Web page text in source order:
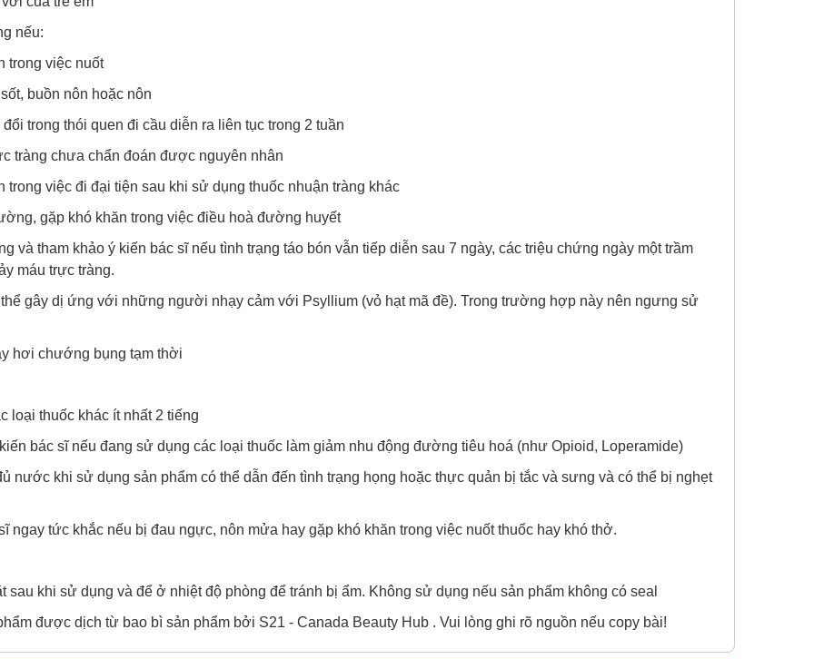
nếu:
trong việc nuốt
buồn nôn hoặc nôn
trong thói quen đi cầu diễn ra liên tục trong 2 tuần
tràng chưa chẩn đoán được nguyên nhân
trong việc đi đại tiện sau khi sử dụng thuốc nhuận tràng khác
gặp khó khăn trong việc điều hoà đường huyết
và tham khảo ý kiến bác sĩ nếu tình trạng táo bón vẫn tiếp diễn sau 7 ngày, các triệu chứng ngày một trầm
máu trực tràng.
gây dị ứng với những người nhạy cảm với Psyllium (vỏ hạt mã đề). Trong trường hợp này nên ngưng sử
hơi chướng bụng tạm thời
loại thuốc khác ít nhất 2 tiếng
bác sĩ nếu đang sử dụng các loại thuốc làm giảm nhu động đường tiêu hoá (như Opioid, Loperamide)
nước khi sử dụng sản phẩm có thể dẫn đến tình trạng họng hoặc thực quản bị tắc và sưng và có thể bị nghẹt
ngay tức khắc nếu bị đau ngực, nôn mửa hay gặp khó khăn trong việc nuốt thuốc hay khó thở.
sau khi sử dụng và để ở nhiệt độ phòng để tránh bị ẩm. Không sử dụng nếu sản phẩm không có seal
được dịch từ bao bì sản phẩm bởi S21 - Canada Beauty Hub . Vui lòng ghi rõ nguồn nếu copy bài!